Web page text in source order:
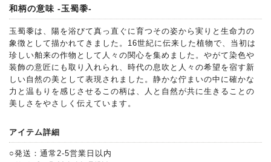
和柄の意味 -玉蜀黍-
玉蜀黍は、陽を浴びて真っ直ぐに育つその姿から実りと生命力の
象徴として描かれてきました。16世紀に伝来した植物で、当初は
珍しい舶来の作物として人々の関心を集めました。やがて染色や
装飾の意匠にも取り入れられ、時代の息吹と人々の希望を宿す新
しい自然の美として表現されました。静かな佇まいの中に確かな
力と温もりを感じさせるこの柄は、人と自然が共に生きることの
美しさをやさしく伝えています。
アイテム詳細
○発送：通常2-5営業日以内